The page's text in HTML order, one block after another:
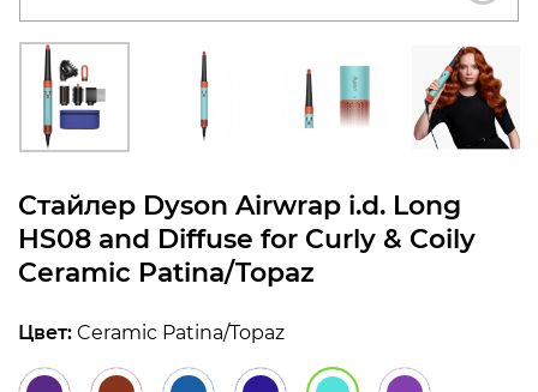
Стайлер Dyson Airwrap i.d. Long
HS08 and Diffuse for Curly & Coily
Ceramic Patina/Topaz
Цвет: Ceramic Patina/Topaz
+7 812 318-40-14
(c 10:00 до 21:00, без
выходных)